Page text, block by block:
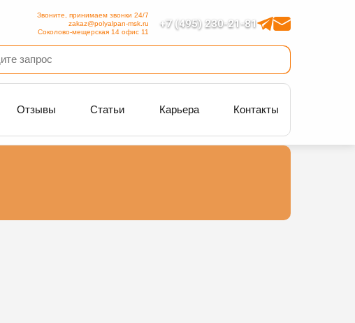
+7 (495) 230-21-81
Звоните, принимаем звонки 24/7
zakaz@polyalpan-msk.ru
Соколово-мещерская 14 офис 11
Отзывы Статьи Карьера Контакты